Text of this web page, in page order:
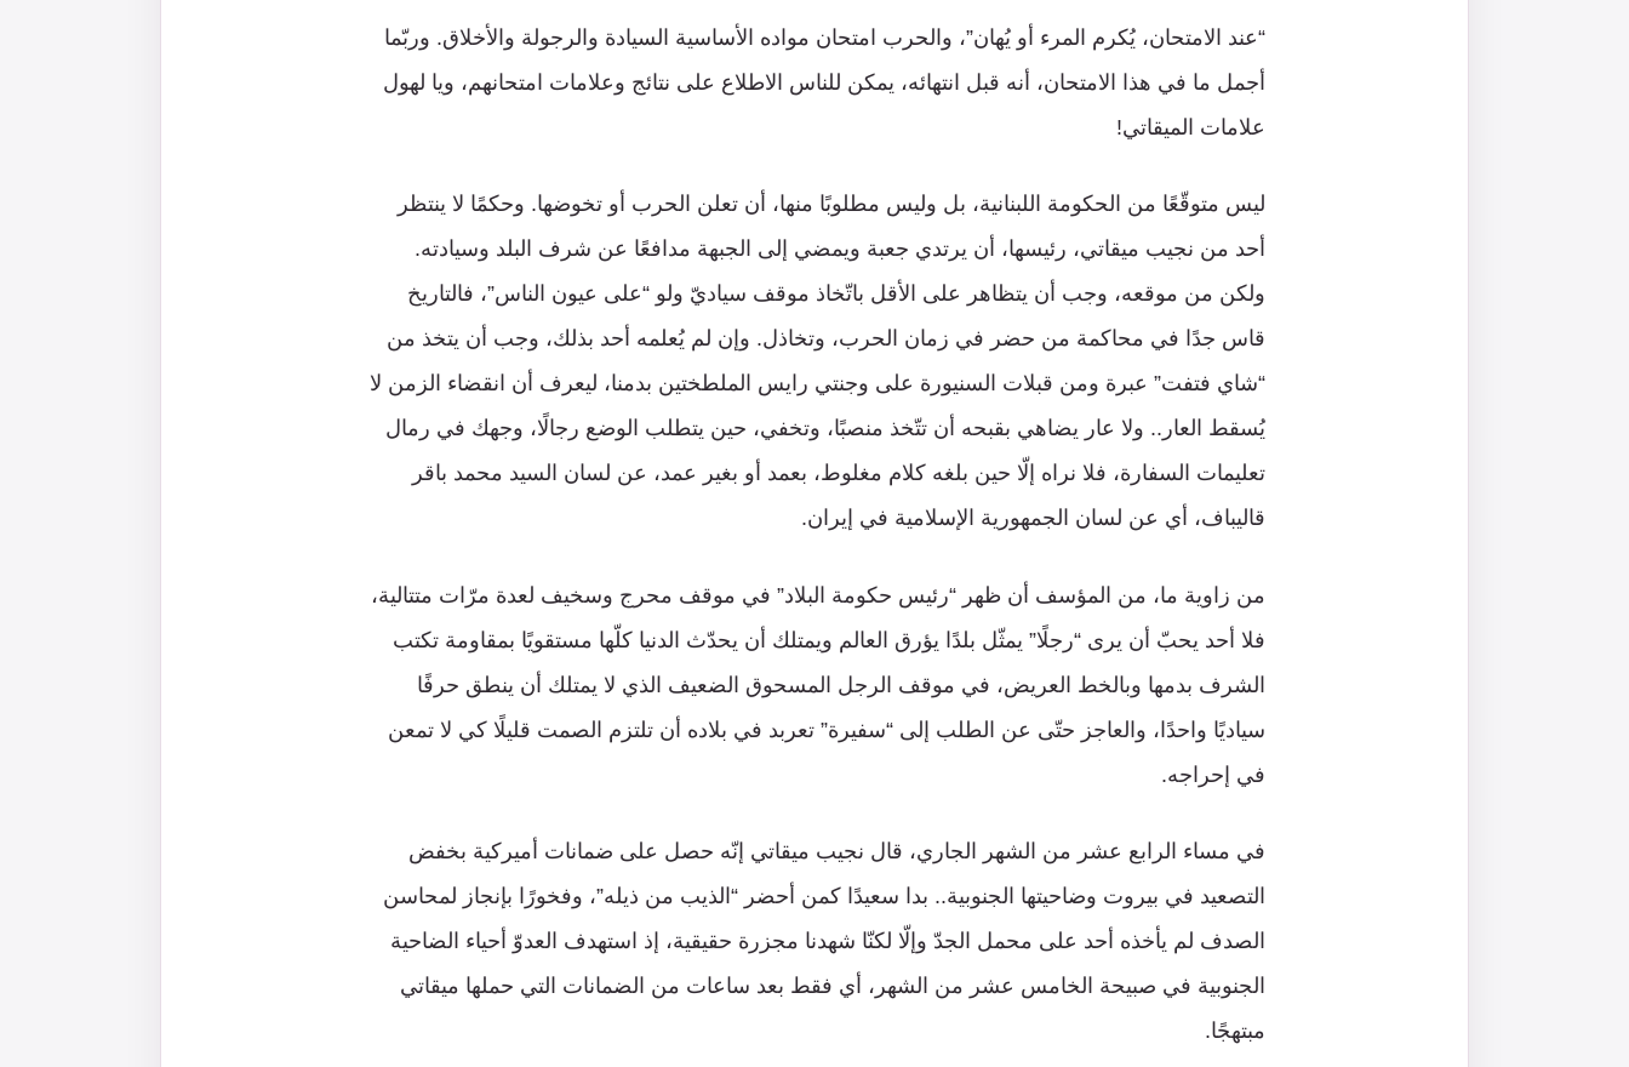
“عند الامتحان، يُكرم المرء أو يُهان”، والحرب امتحان مواده الأساسية السيادة والرجولة والأخلاق. وربّما
أجمل ما في هذا الامتحان، أنه قبل انتهائه، يمكن للناس الاطلاع على نتائج وعلامات امتحانهم، ويا لهول
علامات الميقاتي!
ليس متوقّعًا من الحكومة اللبنانية، بل وليس مطلوبًا منها، أن تعلن الحرب أو تخوضها. وحكمًا لا ينتظر
أحد من نجيب ميقاتي، رئيسها، أن يرتدي جعبة ويمضي إلى الجبهة مدافعًا عن شرف البلد وسيادته.
ولكن من موقعه، وجب أن يتظاهر على الأقل باتّخاذ موقف سياديّ ولو “على عيون الناس”، فالتاريخ
قاس جدًا في محاكمة من حضر في زمان الحرب، وتخاذل. وإن لم يُعلمه أحد بذلك، وجب أن يتخذ من
“شاي فتفت” عبرة ومن قبلات السنيورة على وجنتي رايس الملطختين بدمنا، ليعرف أن انقضاء الزمن لا
يُسقط العار.. ولا عار يضاهي بقبحه أن تتّخذ منصبًا، وتخفي، حين يتطلب الوضع رجالًا، وجهك في رمال
تعليمات السفارة، فلا نراه إلّا حين بلغه كلام مغلوط، بعمد أو بغير عمد، عن لسان السيد محمد باقر
قاليباف، أي عن لسان الجمهورية الإسلامية في إيران.
من زاوية ما، من المؤسف أن ظهر “رئيس حكومة البلاد” في موقف محرج وسخيف لعدة مرّات متتالية،
فلا أحد يحبّ أن يرى “رجلًا” يمثّل بلدًا يؤرق العالم ويمتلك أن يحدّث الدنيا كلّها مستقويًا بمقاومة تكتب
الشرف بدمها وبالخط العريض، في موقف الرجل المسحوق الضعيف الذي لا يمتلك أن ينطق حرفًا
سياديًا واحدًا، والعاجز حتّى عن الطلب إلى “سفيرة” تعربد في بلاده أن تلتزم الصمت قليلًا كي لا تمعن
في إحراجه.
في مساء الرابع عشر من الشهر الجاري، قال نجيب ميقاتي إنّه حصل على ضمانات أميركية بخفض
التصعيد في بيروت وضاحيتها الجنوبية.. بدا سعيدًا كمن أحضر “الذيب من ذيله”، وفخورًا بإنجاز لمحاسن
الصدف لم يأخذه أحد على محمل الجدّ وإلّا لكنّا شهدنا مجزرة حقيقية، إذ استهدف العدوّ أحياء الضاحية
الجنوبية في صبيحة الخامس عشر من الشهر، أي فقط بعد ساعات من الضمانات التي حملها ميقاتي
مبتهجًا.